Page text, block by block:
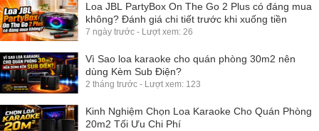
Loa JBL PartyBox On The Go 2 Plus có đáng mua
không? Đánh giá chi tiết trước khi xuống tiền
7 ngày trước - Lượt xem: 26
Vì Sao loa karaoke cho quán phòng 30m2 nên
dùng Kèm Sub Điện?
2 tháng trước - Lượt xem: 123
Kinh Nghiệm Chọn Loa Karaoke Cho Quán Phòng
20m2 Tối Ưu Chi Phí